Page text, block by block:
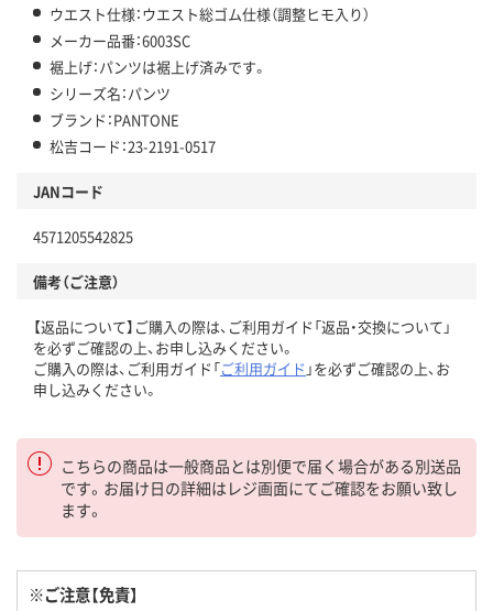
ウエスト仕様：ウエスト総ゴム仕様（調整ヒモ入り）
メーカー品番：6003SC
裾上げ：パンツは裾上げ済みです。
シリーズ名：パンツ
ブランド：PANTONE
松吉コード：23-2191-0517
JANコード
4571205542825
備考（ご注意）
【返品について】ご購入の際は、ご利用ガイド「返品・交換について」
を必ずご確認の上、お申し込みください。
ご購入の際は、ご利用ガイド「ご利用ガイド 」を必ずご確認の上、お
申し込みください。
こちらの商品は一般商品とは別便で届く場合がある別送品
です。お届け日の詳細はレジ画面にてご確認をお願い致し
ます。
※ご注意【免責】